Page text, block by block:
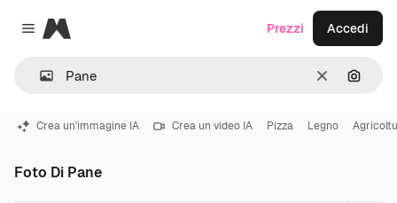
Close menu
Magnific
CancellaCerca
Prezzi Accedi
Crea un'immagine IA Crea un video IA Pizza Legno
Foto Di Pane